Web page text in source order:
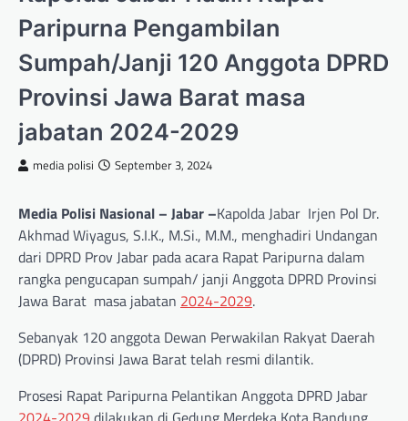
Paripurna Pengambilan
Sumpah/Janji 120 Anggota DPRD
Provinsi Jawa Barat masa
jabatan 2024-2029
media polisi September 3, 2024
Media Polisi Nasional – Jabar –Kapolda Jabar Irjen Pol Dr.
Akhmad Wiyagus, S.I.K., M.Si., M.M., menghadiri Undangan
dari DPRD Prov Jabar pada acara Rapat Paripurna dalam
rangka pengucapan sumpah/ janji Anggota DPRD Provinsi
Jawa Barat masa jabatan 2024-2029.
Sebanyak 120 anggota Dewan Perwakilan Rakyat Daerah
(DPRD) Provinsi Jawa Barat telah resmi dilantik.
Prosesi Rapat Paripurna Pelantikan Anggota DPRD Jabar